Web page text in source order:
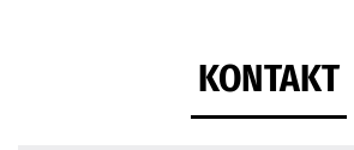
KONTAKT